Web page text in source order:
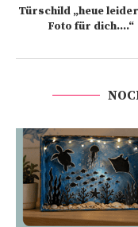
Türschild „heue
Foto für dich….“